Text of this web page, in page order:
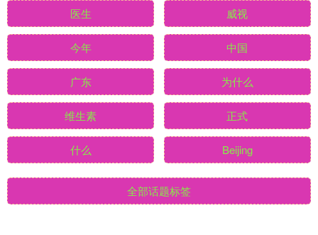
医生 威视
今年 中国
广东 为什么
维生素 正式
什么 Beijing
全部话题标签